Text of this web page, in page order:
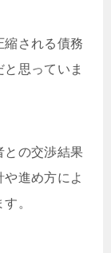
縮される債務
思っていま
との交渉結果
進め方によ
。